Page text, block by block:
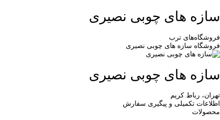
سازه های چوبی نصیری
فروشگاه‌های ترب
فروشگاه سازه های چوبی نصیری
سازه های چوبی نصیری
تهران، رباط کریم
اطلاعات تکمیلی و پیگیری سفارش
محصولات